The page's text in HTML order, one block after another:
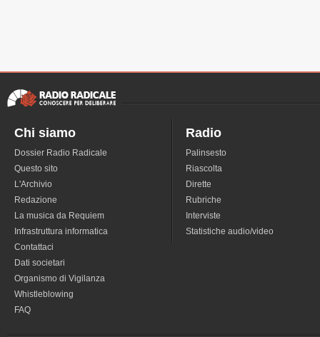
Chi siamo
Dossier Radio Radicale
Questo sito
L'Archivio
Redazione
La musica da Requiem
Infrastruttura informatica
Contattaci
Dati societari
Organismo di Vigilanza
Whistleblowing
FAQ
Radio
Palinsesto
Riascolta
Dirette
Rubriche
Interviste
Statistiche audio/video